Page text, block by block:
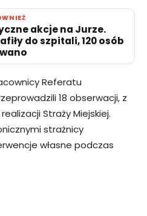
akcje na Jurze.
do szpitali, 120 osób
Referatu
18 obserwacji, z
Straży Miejskiej.
strażnicy
własne podczas